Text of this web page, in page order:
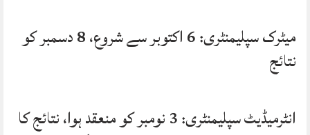
میٹرک سپلیمنٹری: 6 اکتوبر سے شروع، 8 دسمبر کو
نتائج
انٹرمیڈیٹ سپلیمنٹری: 3 نومبر کو منعقد ہوا، نتائج کا